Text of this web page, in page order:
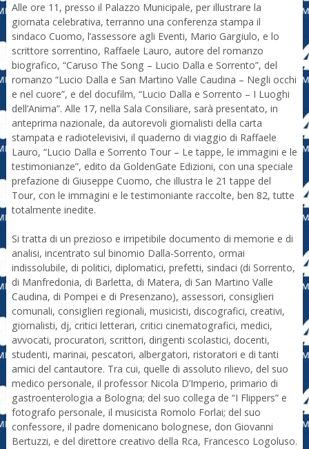
Alle ore 11, presso il Palazzo Municipale, per illustrare la
giornata celebrativa, terranno una conferenza stampa il
sindaco Cuomo, l’assessore agli Eventi, Mario Gargiulo, e lo
scrittore sorrentino, Raffaele Lauro, autore del romanzo
biografico, “Caruso The Song – Lucio Dalla e Sorrento”, del
romanzo “Lucio Dalla e San Martino Valle Caudina – Negli occhi
e nel cuore”, e del docufilm, “Lucio Dalla e Sorrento – I Luoghi
dell’Anima”. Alle 17, nella Sala Consiliare, sarà presentato, in
anteprima nazionale, da autorevoli giornalisti della carta
stampata e radiotelevisivi, il quaderno di viaggio di Raffaele
Lauro, “Lucio Dalla e Sorrento Tour – Le tappe, le immagini e le
testimonianze”, edito da GoldenGate Edizioni, con una speciale
prefazione di Giuseppe Cuomo, che illustra le 21 tappe del
Tour, con le immagini e le testimoniante raccolte, ben 82, tutte
totalmente inedite.
Si tratta di un prezioso e irripetibile documento di memorie e di
analisi, incentrato sul binomio Dalla-Sorrento, ormai
indissolubile, di politici, diplomatici, prefetti, sindaci (di Sorrento,
di Manfredonia, di Barletta, di Matera, di San Martino Valle
Caudina, di Pompei e di Presenzano), assessori, consiglieri
comunali, consiglieri regionali, musicisti, discografici, creativi,
giornalisti, dj, critici letterari, critici cinematografici, medici,
avvocati, procuratori, scrittori, dirigenti scolastici, docenti,
studenti, marinai, pescatori, albergatori, ristoratori e di tanti
amici del cantautore. Tra cui, quelle di assoluto rilievo, del suo
medico personale, il professor Nicola D’Imperio, primario di
gastroenterologia a Bologna; del suo collega de “I Flippers” e
fotografo personale, il musicista Romolo Forlai; del suo
confessore, il padre domenicano bolognese, don Giovanni
Bertuzzi, e del direttore creativo della Rca, Francesco Logoluso.